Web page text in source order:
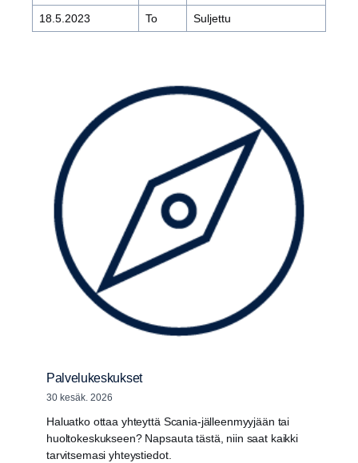
18.5.2023 To Suljettu
Palvelukeskukset
30 kesäk. 2026
Haluatko ottaa yhteyttä Scania-jälleenmyyjään tai
huoltokeskukseen? Napsauta tästä, niin saat kaikki
tarvitsemasi yhteystiedot.